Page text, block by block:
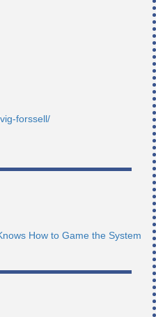
forssell/
How to Game the System